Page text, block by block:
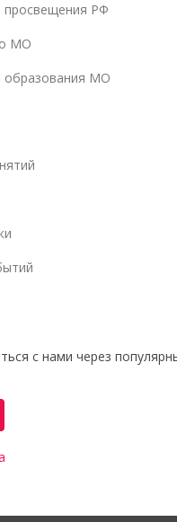
просвещения РФ
МО
образования МО
с нами через